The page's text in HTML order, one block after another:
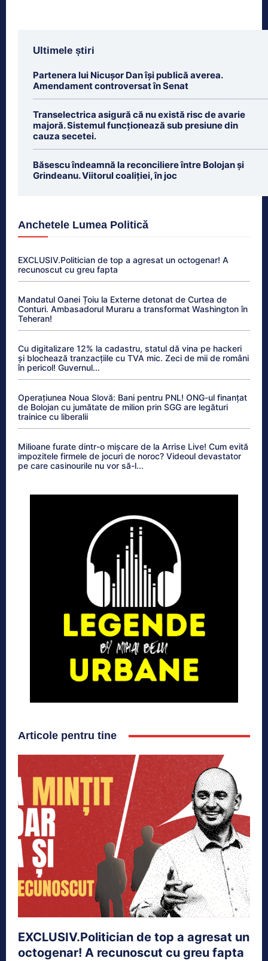
Ultimele știri
Partenera lui Nicușor Dan își publică averea.
Amendament controversat în Senat
Transelectrica asigură că nu există risc de avarie
majoră. Sistemul funcționează sub presiune din
cauza secetei.
Băsescu îndeamnă la reconciliere între Bolojan și
Grindeanu. Viitorul coaliției, în joc
Anchetele Lumea Politică
EXCLUSIV.Politician de top a agresat un octogenar! A
recunoscut cu greu fapta
Mandatul Oanei Țoiu la Externe detonat de Curtea de
Conturi. Ambasadorul Muraru a transformat Washington în
Teheran!
Cu digitalizare 12% la cadastru, statul dă vina pe hackeri
și blochează tranzacțiile cu TVA mic. Zeci de mii de români
în pericol! Guvernul...
Operațiunea Noua Slovă: Bani pentru PNL! ONG-ul finanțat
de Bolojan cu jumătate de milion prin SGG are legături
trainice cu liberalii
Milioane furate dintr-o mișcare de la Arrise Live! Cum evită
impozitele firmele de jocuri de noroc? Videoul devastator
pe care casinourile nu vor să-l...
Articole pentru tine
EXCLUSIV.Politician de top a agresat un
octogenar! A recunoscut cu greu fapta